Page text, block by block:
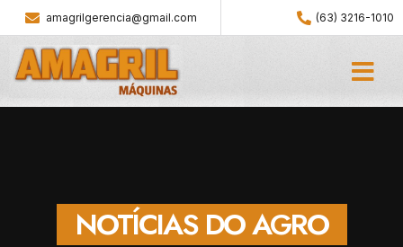
amagrilgerencia@gmail.com (63) 3216-1010
NOTÍCIAS DO AGRO